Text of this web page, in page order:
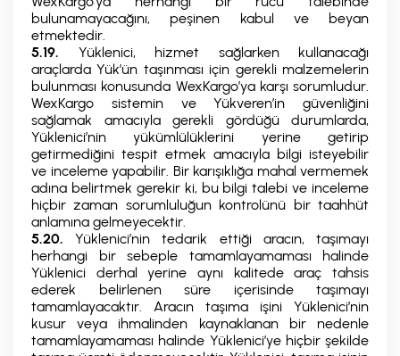
bulunamayacağını, peşinen kabul ve beyan
etmektedir.
5.19. Yüklenici, hizmet sağlarken kullanacağı
araçlarda Yük’ün taşınması için gerekli malzemelerin
bulunması konusunda WexKargo’ya karşı sorumludur.
WexKargo sistemin ve Yükveren’in güvenliğini
sağlamak amacıyla gerekli gördüğü durumlarda,
Yüklenici’nin yükümlülüklerini yerine getirip
getirmediğini tespit etmek amacıyla bilgi isteyebilir
ve inceleme yapabilir. Bir karışıklığa mahal vermemek
adına belirtmek gerekir ki, bu bilgi talebi ve inceleme
hiçbir zaman sorumluluğun kontrolünü bir taahhüt
anlamına gelmeyecektir.
5.20. Yüklenici’nin tedarik ettiği aracın, taşımayı
herhangi bir sebeple tamamlayamaması halinde
Yüklenici derhal yerine aynı kalitede araç tahsis
ederek belirlenen süre içerisinde taşımayı
tamamlayacaktır. Aracın taşıma işini Yüklenici’nin
kusur veya ihmalinden kaynaklanan bir nedenle
tamamlayamaması halinde Yüklenici’ye hiçbir şekilde